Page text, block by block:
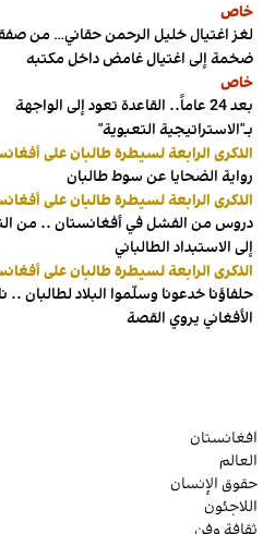
خاص
لغز اغتيال خليل الرحمن حقاني… من
ضخمة إلى اغتيال غامض داخل مكتبه
خاص
بعد 24 عاماً.. القاعدة تعود إلى الواجهة
بـ"الاستراتيجية التعبوية"
الذكرى الرابعة لسيطرة طالبان على
رواية الضحايا عن سوط طالبان
الذكرى الرابعة لسيطرة طالبان على
دروس من الفشل في أفغانستان .. من
إلى الاستبداد الطالباني
الذكرى الرابعة لسيطرة طالبان على
حلفاؤنا خدعونا وسلّموا البلاد لطالبان ..
الأفغاني يروي القصة
افغانستان
العالم
حقوق الإنسان
اللاجئون